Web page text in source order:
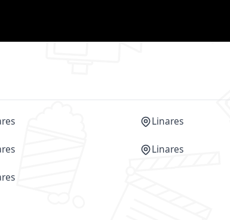
Linares
Linares